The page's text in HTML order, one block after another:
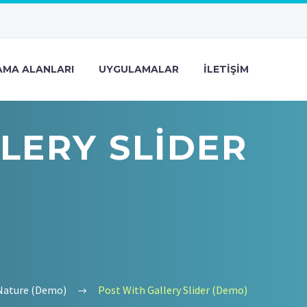
ALANLARI UYGULAMALAR İLETIŞIM
SLIDER
(Demo) Post With Gallery Slider (Demo)